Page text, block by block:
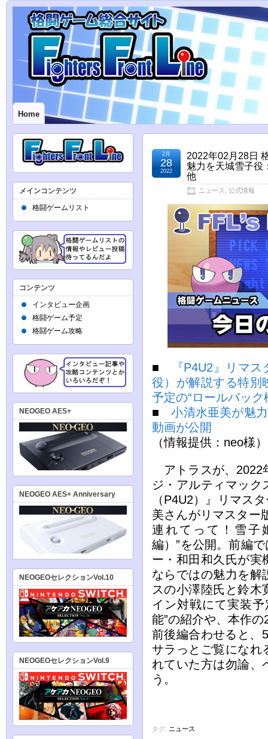
Home
2022年02月28日
魅力を天城雪子役
他
ニュース 公式情報
2月
28
2022
■
『P4U2』リマ
役）が解説する特別
予定の“ロールバック
■小清水亜美が魅
動画が公開
（情報提供：neo様）
アトラスが、
ジ・アルティマッ
（P4U2）』リマス
美さんがリマスター
連れてって！雪子
編）”を公開。前編
ー・和田和久氏が実
ならではの魅力を解
スの小澤陸氏と鈴
イン対戦にて実装
能”の紹介や、本作
前後編合わせると、
サラっとご覧になれ
れていた方は勿論、
う。
タグ: ニュース
メインコンテンツ
格闘ゲームリスト
コンテンツ
インタビュー企画
格闘ゲーム予定
格闘ゲーム攻略
NEOGEO AES+
NEOGEO AES+ Anniversary
NEOGEOセレクションVol.10
NEOGEOセレクションVol.9